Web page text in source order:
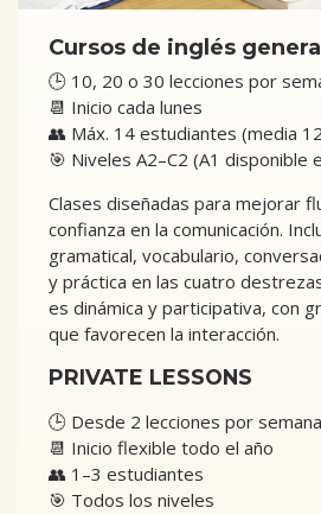
Cursos de inglés
🕒 10, 20 o 30 lecciones por
📆 Inicio cada lunes
👥 Máx. 14 estudiantes (media
🎯 Niveles A2–C2 (A1 disponible
Clases diseñadas para mejorar
confianza en la comunicación.
gramatical, vocabulario,
y práctica en las cuatro
es dinámica y participativa, con
que favorecen la interacción.
PRIVATE LESSONS
🕒 Desde 2 lecciones por semana
📆 Inicio flexible todo el año
👥 1–3 estudiantes
🎯 Todos los niveles